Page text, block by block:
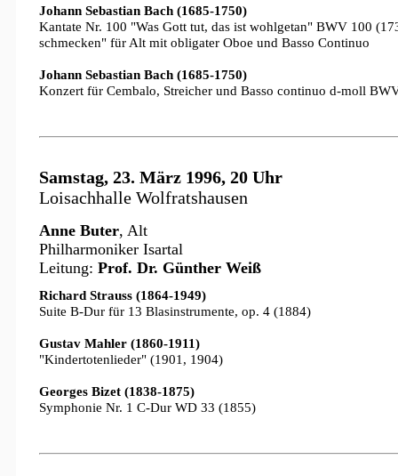
Johann Sebastian Bach (1685-1750)
Kantate Nr. 100 "Was Gott tut, das ist wohlgetan" BWV 100
schmecken" für Alt mit obligater Oboe und Basso Continuo
Johann Sebastian Bach (1685-1750)
Konzert für Cembalo, Streicher und Basso continuo d-moll
Samstag, 23. März 1996, 20 Uhr
Loisachhalle Wolfratshausen
Anne Buter, Alt
Philharmoniker Isartal
Leitung: Prof. Dr. Günther Weiß
Richard Strauss (1864-1949)
Suite B-Dur für 13 Blasinstrumente, op. 4 (1884)
Gustav Mahler (1860-1911)
"Kindertotenlieder" (1901, 1904)
Georges Bizet (1838-1875)
Symphonie Nr. 1 C-Dur WD 33 (1855)